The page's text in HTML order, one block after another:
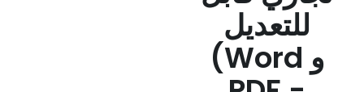
للتعديل
(Word و